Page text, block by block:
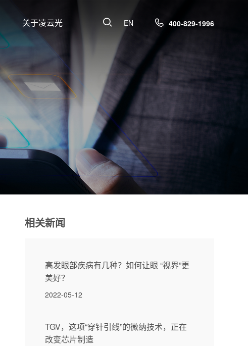
400-829-1996
EN
关于凌云光
相关新闻
高发眼部疾病有几种？如何让眼 “视界”更
美好？
2022-05-12
TGV，这项“穿针引线”的微纳技术，正在
改变芯片制造